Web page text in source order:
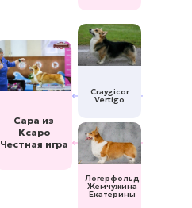
Сара из
Ксаро
Честная игра
Логерфольд
Жемчужина
Екатерины
Craygicor
Vertigo